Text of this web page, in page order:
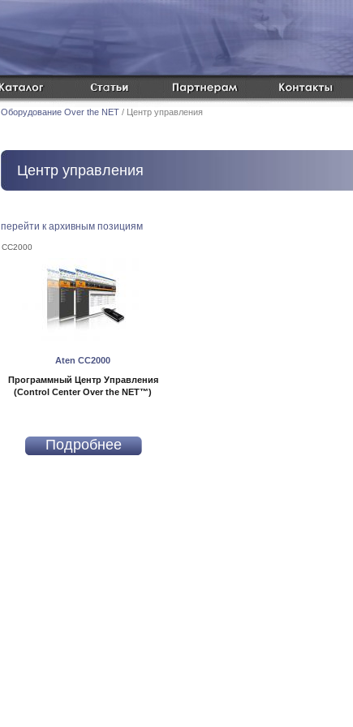
Оборудование Over the NET / Центр управления
Центр управления
перейти к архивным позициям
CC2000
Aten CC2000
Программный Центр Управления
(Control Center Over the NET™)
Подробнее